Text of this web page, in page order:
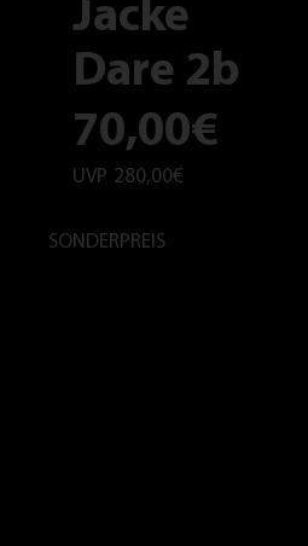
Jacke
Dare 2b
70,00€
UVP 280,00€
SONDERPREIS